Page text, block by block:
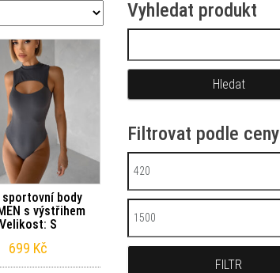
sportovní body
s výstřihem
Velikost: S
699 Kč
Vyhledat produkt
Filtrovat podle ceny
Minimální cena
Maximální cena
FILTR